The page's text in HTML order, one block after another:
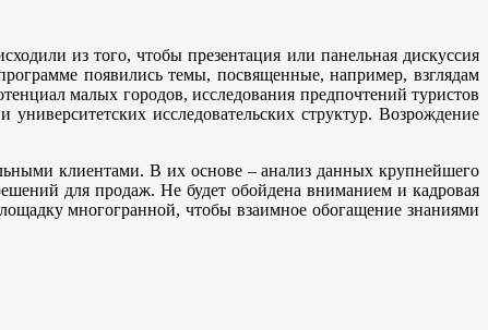
из того, чтобы презентация или панельная дискуссия
появились темы, посвященные, например, взглядам
малых городов, исследования предпочтений туристов
исследовательских структур. Возрождение
клиентами. В их основе – анализ данных крупнейшего
для продаж. Не будет обойдена вниманием и кадровая
многогранной, чтобы взаимное обогащение знаниями